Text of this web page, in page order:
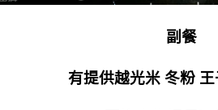
副餐
有提供越光米 冬粉